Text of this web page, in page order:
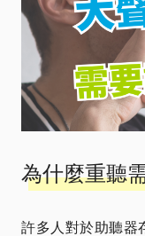
為什麼重聽
許多人對於助聽器